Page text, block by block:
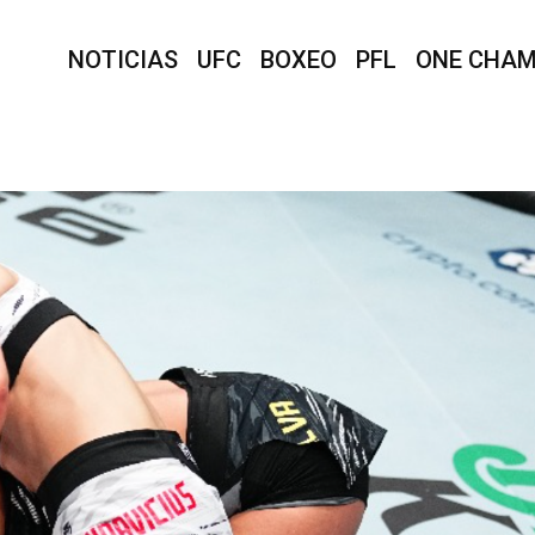
NOTICIAS UFC BOXEO PFL ONE